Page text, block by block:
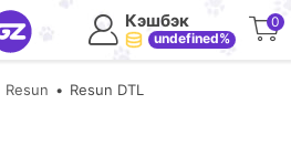
Кэшбэк
undefined%
0
Resun Resun DTL